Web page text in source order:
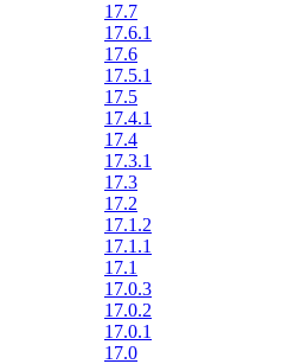
17.7
17.6.1
17.6
17.5.1
17.5
17.4.1
17.4
17.3.1
17.3
17.2
17.1.2
17.1.1
17.1
17.0.3
17.0.2
17.0.1
17.0